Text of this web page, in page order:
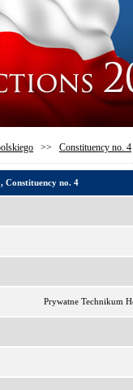
>> Constituency no. 4
Constituency no. 4
Prywatne Technikum